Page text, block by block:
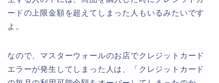
ードの上限金額を超えてしまった人もいるみたいです
よ。
なので、マスターウォールのお店でクレジットカード
エラーが発生してしまった人は、「クレジットカード